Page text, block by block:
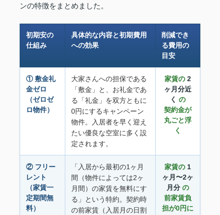
ンの特徴をまとめました。
初期安の
仕組み
具体的な内容と初期費用
への効果
削減でき
る費用の
目安
① 敷金礼
金ゼロ
（ゼロゼ
ロ物件）
大家さんへの担保である
「敷金」と、お礼金であ
る「礼金」を双方ともに
0円にするキャンペーン
物件。入居者を早く迎え
たい優良な空室に多く設
定されます。
家賃の 2
ヶ月分近
く の
契約金が
丸ごと浮
く
② フリー
レント
（家賃一
定期間無
料）
「入居から最初の1ヶ月
間（物件によっては2ヶ
月間）の家賃を無料にす
る」という特約。契約時
の前家賃（入居月の日割
家賃の 1
ヶ月〜2ヶ
月分 の
前家賃負
担が0円に